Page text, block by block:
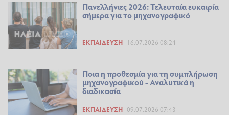
Πανελλήνιες 2026: Τελευταία ευκαιρία
σήμερα για το μηχανογραφικό
ΕΚΠΑΊΔΕΥΣΗ 16.07.2026 08:24
Ποια η προθεσμία για τη συμπλήρωση
μηχανογραφικού - Αναλυτικά η
διαδικασία
ΕΚΠΑΊΔΕΥΣΗ 09.07.2026 07:43